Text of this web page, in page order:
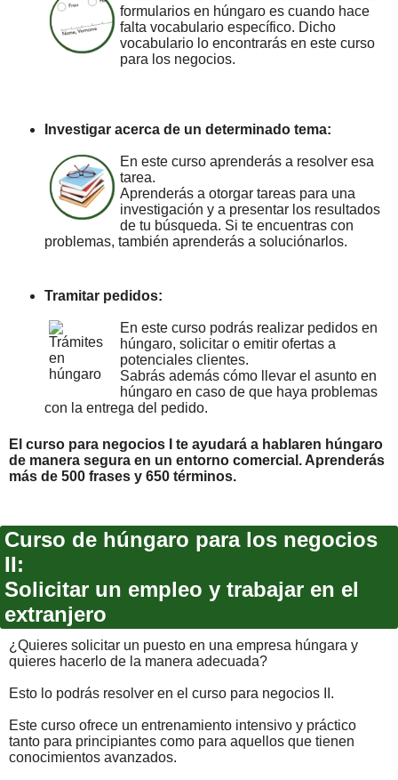
formularios en húngaro es cuando hace
falta vocabulario específico. Dicho
vocabulario lo encontrarás en este curso
para los negocios.
Investigar acerca de un determinado tema:
En este curso aprenderás a resolver esa
tarea.
Aprenderás a otorgar tareas para una
investigación y a presentar los resultados
de tu búsqueda. Si te encuentras con
problemas, también aprenderás a soluciónarlos.
Tramitar pedidos:
En este curso podrás realizar pedidos en
húngaro, solicitar o emitir ofertas a
potenciales clientes.
Sabrás además cómo llevar el asunto en
húngaro en caso de que haya problemas
con la entrega del pedido.
El curso para negocios I te ayudará a hablaren húngaro
de manera segura en un entorno comercial. Aprenderás
más de 500 frases y 650 términos.
Curso de húngaro para los negocios
II:
Solicitar un empleo y trabajar en el
extranjero
¿Quieres solicitar un puesto en una empresa húngara y
quieres hacerlo de la manera adecuada?
Esto lo podrás resolver en el curso para negocios II.
Este curso ofrece un entrenamiento intensivo y práctico
tanto para principiantes como para aquellos que tienen
conocimientos avanzados.